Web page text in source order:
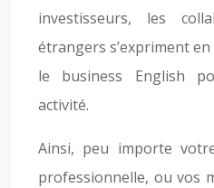
investisseurs, les
étrangers s’expriment
le business English
activité.
Ainsi, peu importe
professionnelle, ou vos